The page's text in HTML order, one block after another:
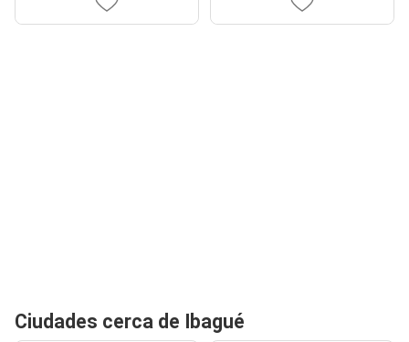
Ciudades cerca de Ibagué